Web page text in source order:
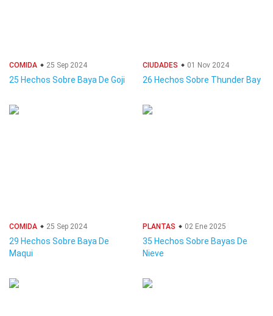
COMIDA 25 Sep 2024
25 Hechos Sobre Baya De Goji
CIUDADES 01 Nov 2024
26 Hechos Sobre Thunder Bay
COMIDA 25 Sep 2024
29 Hechos Sobre Baya De
Maqui
PLANTAS 02 Ene 2025
35 Hechos Sobre Bayas De
Nieve